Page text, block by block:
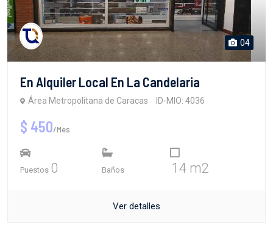
04
En Alquiler Local En La Candelaria
Área Metropolitana de Caracas ID-MIO: 4036
$ 450/Mes
Puestos 0 Baños 14 m2
Ver detalles